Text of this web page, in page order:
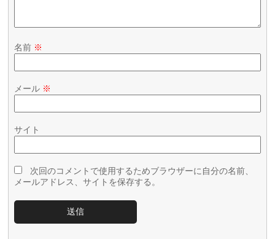
名前 ※
メール ※
サイト
次回のコメントで使用するためブラウザーに自分の名前、
メールアドレス、サイトを保存する。